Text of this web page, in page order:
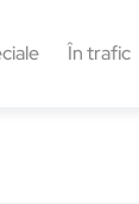
În trafic